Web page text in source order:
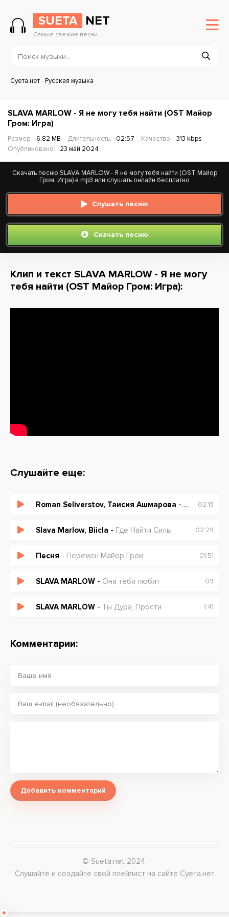
SUETA NET
Самые свежие песни
Суета.нет-Русская музыка
SLAVA MARLOW - Я не могу тебя найти (OST Майор
Гром: Игра)
Размер: 6.82 MB Длительность: 02:57 Качество:
313 kbps
Опубликовано:
23 май 2024
Скачать песню SLAVA MARLOW - Я не могу тебя найти (OST Майор
Гром: Игра) в mp3 или слушать онлайн бесплатно
Слушать песню
Скачать песню
Клип и текст SLAVA MARLOW - Я не могу
тебя найти (OST Майор Гром: Игра):
Слушайте еще:
Roman Seliverstov, Таисия Ашмарова - Перемен
02:13
Slava Marlow, Biicla - Где Найти Силы 02:29
Песня - Перемен Майор Гром 01:51
SLAVA MARLOW - Она тебя любит 09
SLAVA MARLOW - Ты Дура, Прости 1:41
Комментарии:
Добавить комментарий
© Sueta.net 2024.
Слушайте и создайте свой плейлист на сайте Суета.нет